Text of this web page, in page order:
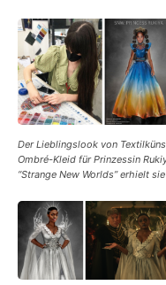
Der Lieblingslook von
Ombré-Kleid für Prinzessin
“Strange New Worlds” erhielt